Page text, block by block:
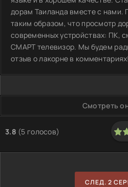
дорам Таиланда вместе с нами.
таким образом, что просмотр
современных устройствах: ПК,
СМАРТ телевизор. Мы будем
отзыв о лакорне в комментариях!
Смотреть
3.8 (5 голосов)
80
СЛЕД. 2